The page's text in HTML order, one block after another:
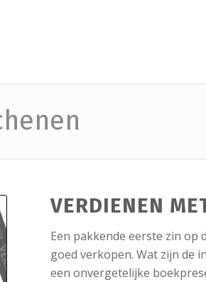
VERDIENEN
Een pakkende eerste zin op
goed verkopen. Wat zijn de
een onvergetelijke